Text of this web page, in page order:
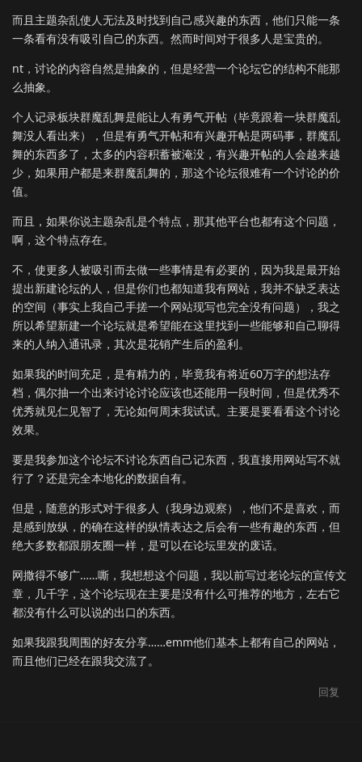
而且主题杂乱使人无法及时找到自己感兴趣的东西，他们只能一条
一条看有没有吸引自己的东西。然而时间对于很多人是宝贵的。
nt，讨论的内容自然是抽象的，但是经营一个论坛它的结构不能那
么抽象。
个人记录板块群魔乱舞是能让人有勇气开帖（毕竟跟着一块群魔乱
舞没人看出来），但是有勇气开帖和有兴趣开帖是两码事，群魔乱
舞的东西多了，太多的内容积蓄被淹没，有兴趣开帖的人会越来越
少，如果用户都是来群魔乱舞的，那这个论坛很难有一个讨论的价
值。
而且，如果你说主题杂乱是个特点，那其他平台也都有这个问题，
啊，这个特点存在。
不，使更多人被吸引而去做一些事情是有必要的，因为我是最开始
提出新建论坛的人，但是你们也都知道我有网站，我并不缺乏表达
的空间（事实上我自己手搓一个网站现写也完全没有问题），我之
所以希望新建一个论坛就是希望能在这里找到一些能够和自己聊得
来的人纳入通讯录，其次是花销产生后的盈利。
如果我的时间充足，是有精力的，毕竟我有将近60万字的想法存
档，偶尔抽一个出来讨论讨论应该也还能用一段时间，但是优秀不
优秀就见仁见智了，无论如何周末我试试。主要是要看看这个讨论
效果。
要是我参加这个论坛不讨论东西自己记东西，我直接用网站写不就
行了？还是完全本地化的数据自有。
但是，随意的形式对于很多人（我身边观察），他们不是喜欢，而
是感到放纵，的确在这样的纵情表达之后会有一些有趣的东西，但
绝大多数都跟朋友圈一样，是可以在论坛里发的废话。
网撒得不够广……嘶，我想想这个问题，我以前写过老论坛的宣传文
章，几千字，这个论坛现在主要是没有什么可推荐的地方，左右它
都没有什么可以说的出口的东西。
如果我跟我周围的好友分享……emm他们基本上都有自己的网站，
而且他们已经在跟我交流了。
回复